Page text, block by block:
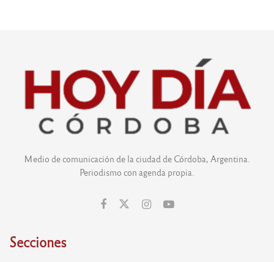
Medio de comunicación de la ciudad de Córdoba, Argentina.
Periodismo con agenda propia.
Secciones